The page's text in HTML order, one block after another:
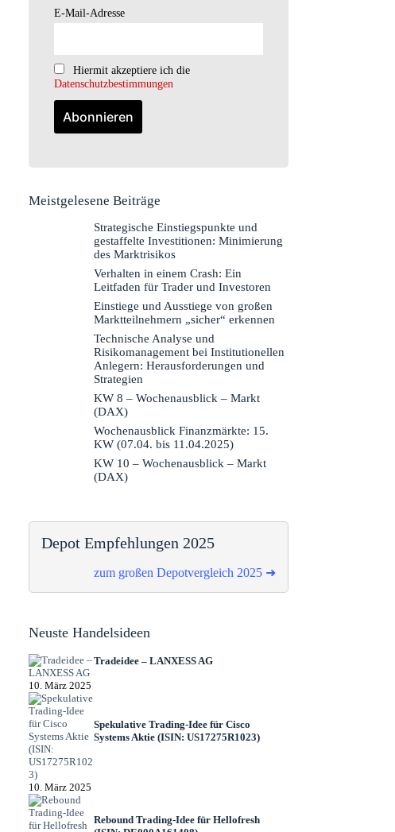
E-Mail-Adresse
Hiermit akzeptiere ich die
Datenschutzbestimmungen
Meistgelesene Beiträge
Strategische Einstiegspunkte und
gestaffelte Investitionen: Minimierung
des Marktrisikos
Verhalten in einem Crash: Ein
Leitfaden für Trader und Investoren
Einstiege und Ausstiege von großen
Marktteilnehmern „sicher“ erkennen
Technische Analyse und
Risikomanagement bei Institutionellen
Anlegern: Herausforderungen und
Strategien
KW 8 – Wochenausblick – Markt
(DAX)
Wochenausblick Finanzmärkte: 15.
KW (07.04. bis 11.04.2025)
KW 10 – Wochenausblick – Markt
(DAX)
Depot Empfehlungen 2025
zum großen Depotvergleich 2025 ➜
Neuste Handelsideen
Tradeidee – LANXESS AG
10. März 2025
Spekulative Trading-Idee für Cisco
Systems Aktie (ISIN: US17275R1023)
10. März 2025
Rebound Trading-Idee für Hellofresh